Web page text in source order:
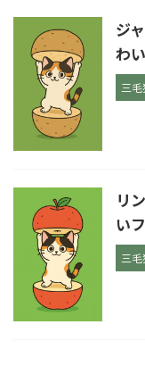
ジ
わ
三
リ
い
三